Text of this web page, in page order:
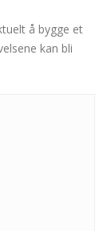
å bygge et
kan bli